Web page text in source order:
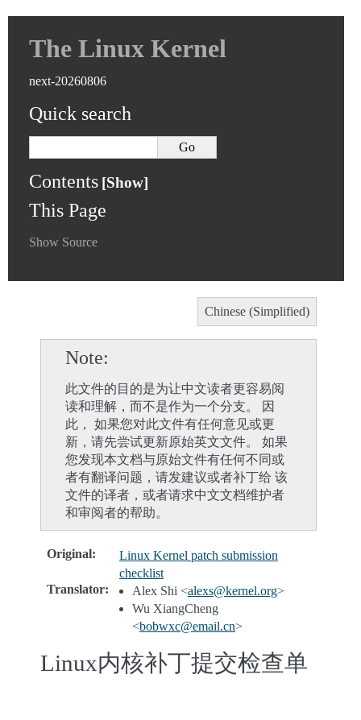
The Linux Kernel
next-20260806
Quick search
Contents
This Page
Show Source
Chinese (Simplified)
Note
此文件的目的是为让中文读者更容易阅
读和理解，而不是作为一个分支。 因
此， 如果您对此文件有任何意见或更
新，请先尝试更新原始英文文件。 如果
您发现本文档与原始文件有任何不同或
者有翻译问题，请发建议或者补丁给 该
文件的译者，或者请求中文文档维护者
和审阅者的帮助。
Original:
Linux Kernel patch submission
checklist
Translator: Alex Shi <alexs@kernel.org>
Wu XiangCheng
<bobwxc@email.cn>
Linux内核补丁提交检查单